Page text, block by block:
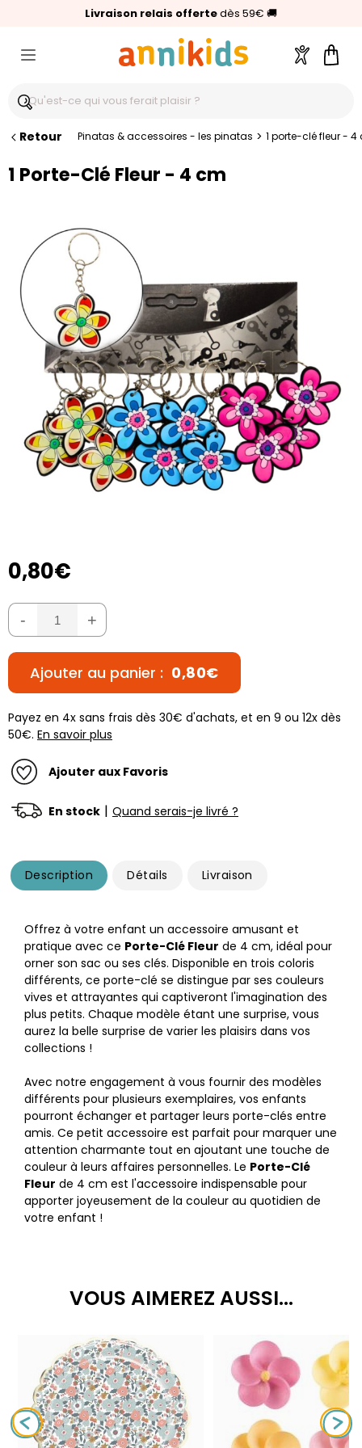
Livraison relais offertedès 59€ 🚚
🥇Palmarès Capital 2025 :Annikids N°1
⭐⭐⭐⭐⭐4,6/5(24 000 avis clients)
Compte
Retour Pinatas & accessoires - les pinatas > 1 porte-clé fleur - 4
1 Porte-Clé Fleur - 4 cm
0,80€
- +
Ajouter au panier : 0,80€
Payez en 4x sans frais dès 30€ d'achats, et en 9 ou 12x dès
50€. En savoir plus
Ajouter aux Favoris
En stock | Quand serais-je livré ?
Description Détails Livraison
Offrez à votre enfant un accessoire amusant et
pratique avec ce Porte-Clé Fleur de 4 cm, idéal pour
orner son sac ou ses clés. Disponible en trois coloris
différents, ce porte-clé se distingue par ses couleurs
vives et attrayantes qui captiveront l'imagination des
plus petits. Chaque modèle étant une surprise, vous
aurez la belle surprise de varier les plaisirs dans vos
collections !
Avec notre engagement à vous fournir des modèles
différents pour plusieurs exemplaires, vos enfants
pourront échanger et partager leurs porte-clés entre
amis. Ce petit accessoire est parfait pour marquer une
attention charmante tout en ajoutant une touche de
couleur à leurs affaires personnelles. Le Porte-Clé
Fleur de 4 cm est l'accessoire indispensable pour
apporter joyeusement de la couleur au quotidien de
votre enfant !
VOUS AIMEREZ AUSSI...